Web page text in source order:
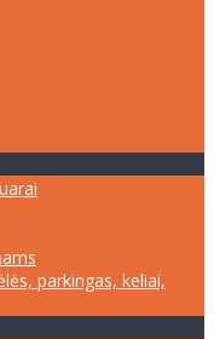
parkingas, keliai,